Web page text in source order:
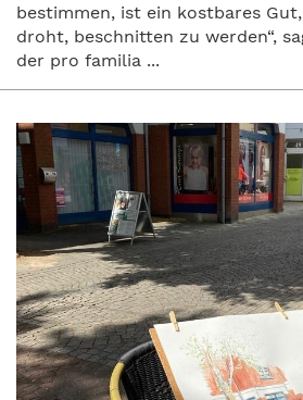
bestimmen, ist ein kostbares
droht, beschnitten zu werden“,
der pro familia ...